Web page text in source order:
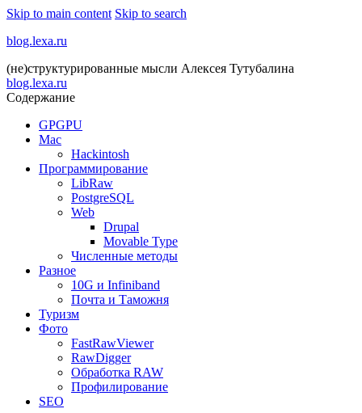
Skip to main content Skip to search
blog.lexa.ru
(не)структурированные мысли Алексея Тутубалина
blog.lexa.ru
Содержание
GPGPU
Mac
Hackintosh
Программирование
LibRaw
PostgreSQL
Web
Drupal
Movable Type
Численные методы
Разное
10G и Infiniband
Почта и Таможня
Туризм
Фото
FastRawViewer
RawDigger
Обработка RAW
Профилирование
SEO